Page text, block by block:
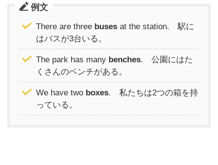
例文
There are three buses at the station. 駅に
はバスが3台いる。
The park has many benches. 公園にはた
くさんのベンチがある。
We have two boxes. 私たちは2つの箱を持
っている。